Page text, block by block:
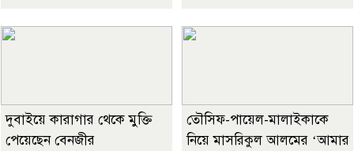
দুবাইয়ে কারাগার থেকে মুক্তি
পেয়েছেন বেনজীর
তৌসিফ-পায়েল-মালাইকাকে
নিয়ে মাসরিকুল আলমের ‘আমার